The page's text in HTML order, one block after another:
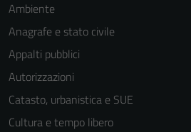
Ambiente
Anagrafe e stato civile
Appalti pubblici
Autorizzazioni
Catasto, urbanistica e SUE
Cultura e tempo libero